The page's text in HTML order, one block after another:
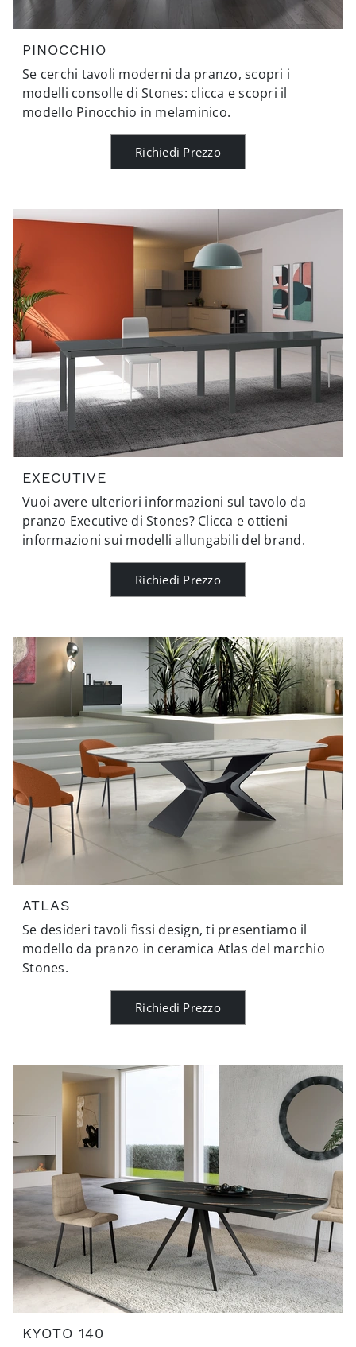
PINOCCHIO
Se cerchi tavoli moderni da pranzo, scopri i
modelli consolle di Stones: clicca e scopri il
modello Pinocchio in melaminico.
Richiedi Prezzo
EXECUTIVE
Vuoi avere ulteriori informazioni sul tavolo da
pranzo Executive di Stones? Clicca e ottieni
informazioni sui modelli allungabili del brand.
Richiedi Prezzo
ATLAS
Se desideri tavoli fissi design, ti presentiamo il
modello da pranzo in ceramica Atlas del marchio
Stones.
Richiedi Prezzo
KYOTO 140